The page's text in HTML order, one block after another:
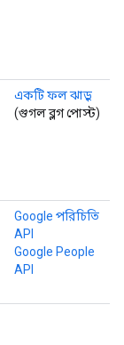
একটি ফল ঝাড়ু
(গুগল ব্লগ পোস্ট)
Google পরিচিতি
API
Google People
API